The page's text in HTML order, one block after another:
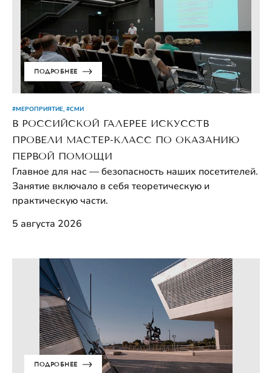
ПОДРОБНЕЕ
#МЕРОПРИЯТИЕ, #СМИ
В РОССИЙСКОЙ ГАЛЕРЕЕ ИСКУССТВ
ПРОВЕЛИ МАСТЕР-КЛАСС ПО ОКАЗАНИЮ
ПЕРВОЙ ПОМОЩИ
Главное для нас — безопасность наших посетителей.
Занятие включало в себя теоретическую и
практическую части.
5 августа 2026
ПОДРОБНЕЕ